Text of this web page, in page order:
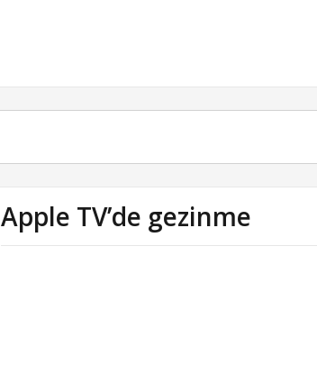
Apple TV’de gezinme